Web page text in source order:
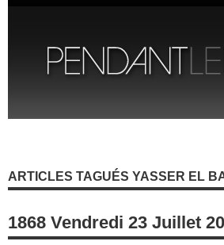
ARTICLES TAGUÉS YASSER EL
1868 Vendredi 23 Juillet